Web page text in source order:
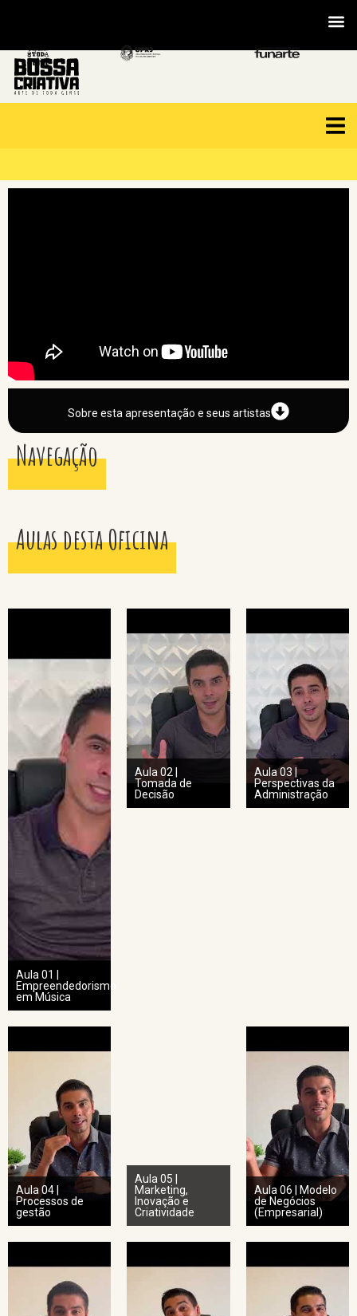
Sobre esta apresentação e seus artistas
Navegação
Aulas desta Oficina
Aula 01 |
Empreendedorismo
em Música
Aula 02 |
Tomada de
Decisão
Aula 03 |
Perspectivas da
Administração
Aula 04 |
Processos de
gestão
Aula 05 |
Marketing,
Inovação e
Criatividade
Aula 06 | Modelo
de Negócios
(Empresarial)